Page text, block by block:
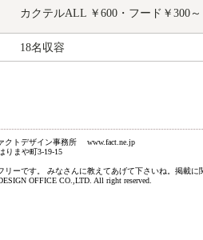
カクテルALL ￥600・フード￥300～
18名収容
クトデザイン事務所 www.fact.ne.jp
りまや町3-19-15
リーです。 みなさんに教えてあげて下さいね。掲載
OFFICE CO.,LTD. All right reserved.